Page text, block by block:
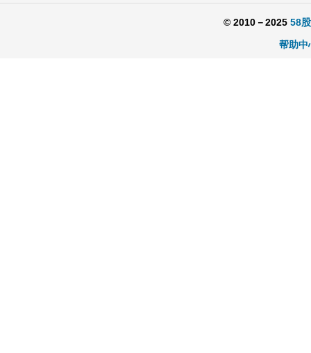
© 2010－2025 58
帮助中